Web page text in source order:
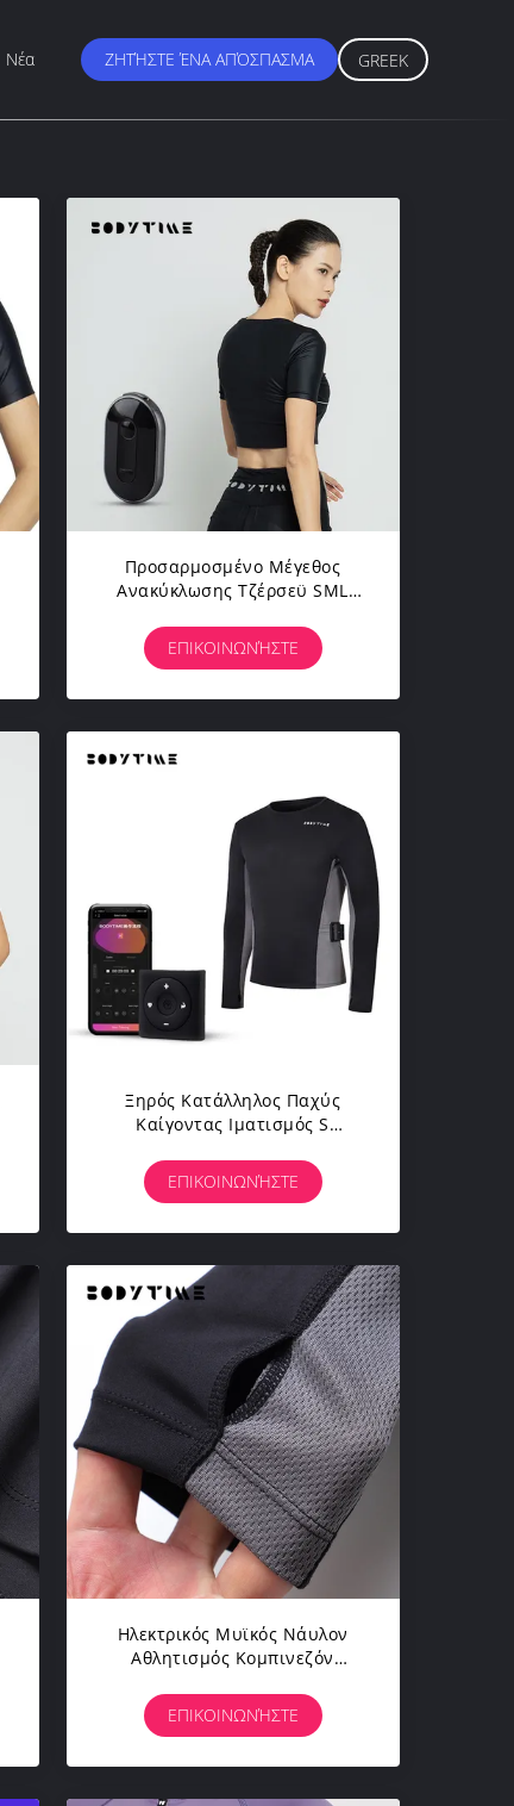
Νέα ΖΗΤΉΣΤΕ ΈΝΑ ΑΠΌΣΠΑΣΜΑ GREEK
Προσαρμοσμένο Μέγεθος
Ανακύκλωσης Τζέρσεϋ SML
Σώματος Μανικιών EMS
Λογότυπων Σύντομο
ΕΠΙΚΟΙΝΩΝΉΣΤΕ
Ξηρός Κατάλληλος Παχύς
Καίγοντας Ιματισμός S
EMS Στο Μέγεθος XXL
ΕΠΙΚΟΙΝΩΝΉΣΤΕ
Ηλεκτρικός Μυϊκός Νάυλον
Αθλητισμός Κομπινεζόν
Την Υπηρεσία COem
ΕΠΙΚΟΙΝΩΝΉΣΤΕ